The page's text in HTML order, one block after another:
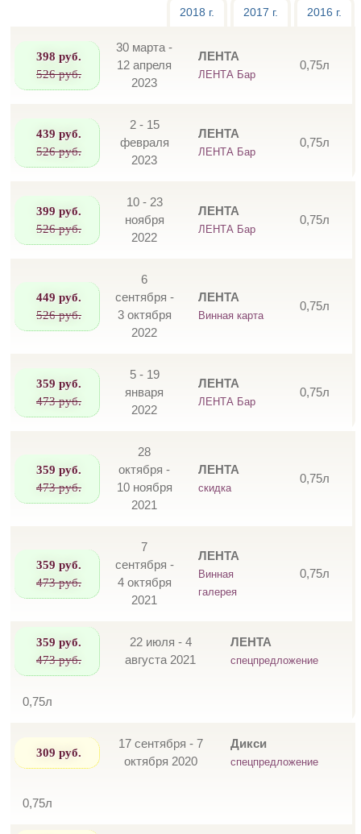
2018 г. 2017 г. 2016 г.
398 руб.
526 руб.
30 марта -
12 апреля
2023
ЛЕНТА
ЛЕНТА Бар
0,75л
439 руб.
526 руб.
2 - 15
февраля
2023
ЛЕНТА
ЛЕНТА Бар
0,75л
399 руб.
526 руб.
10 - 23
ноября
2022
ЛЕНТА
ЛЕНТА Бар
0,75л
449 руб.
526 руб.
6
сентября -
3 октября
2022
ЛЕНТА
Винная карта
0,75л
359 руб.
473 руб.
5 - 19
января
2022
ЛЕНТА
ЛЕНТА Бар
0,75л
359 руб.
473 руб.
28
октября -
10 ноября
2021
ЛЕНТА
скидка
0,75л
359 руб.
473 руб.
7
сентября -
4 октября
2021
ЛЕНТА
Винная
галерея
0,75л
359 руб.
473 руб.
22 июля - 4
августа 2021
ЛЕНТА
спецпредложение
0,75л
309 руб.
17 сентября - 7
октября 2020
Дикси
спецпредложение
0,75л